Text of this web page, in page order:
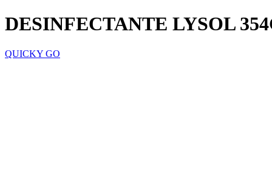
DESINFECTANTE LYSOL
QUICKY GO